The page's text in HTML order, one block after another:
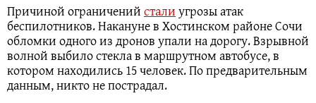
Причиной ограниченийсталиугрозы атак
беспилотников. Накануне в Хостинском районе Сочи
обломки одного из дронов упали на дорогу. Взрывной
волной выбило стекла в маршрутном автобусе, в
котором находились 15 человек. По предварительным
данным, никто не пострадал.